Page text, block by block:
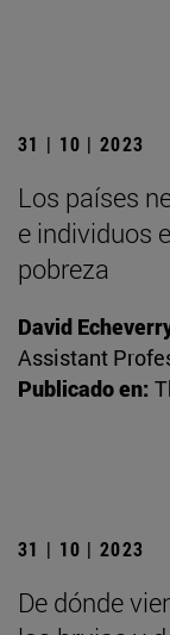
31 | 10 | 2023
Los países
e individuos
pobreza
David
Assistant
Publicado en:
31 | 10 | 2023
De dónde